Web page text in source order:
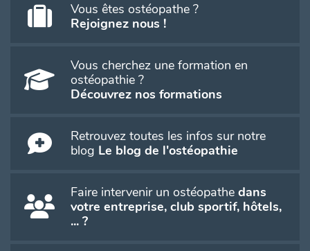
Vous êtes ostéopathe ?
Rejoignez nous !
Vous cherchez une formation en
ostéopathie ?
Découvrez nos formations
Retrouvez toutes les infos sur notre
blog Le blog de l'ostéopathie
Faire intervenir un ostéopathe dans
votre entreprise, club sportif, hôtels,
... ?